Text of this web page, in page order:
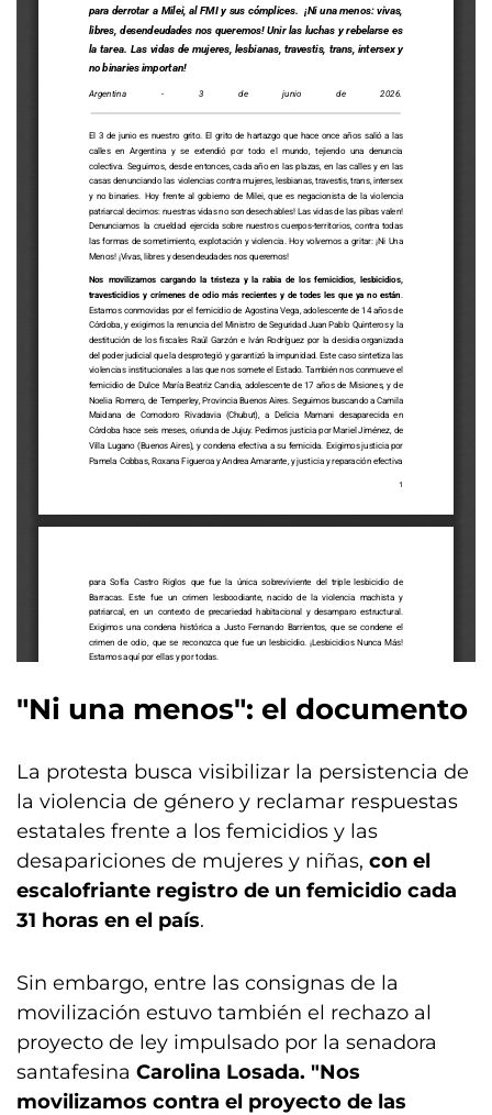
"Ni una menos": el documento
La protesta busca visibilizar la persistencia de
la violencia de género y reclamar respuestas
estatales frente a los femicidios y las
desapariciones de mujeres y niñas, con el
escalofriante registro de un femicidio cada
31 horas en el país.
Sin embargo, entre las consignas de la
movilización estuvo también el rechazo al
proyecto de ley impulsado por la senadora
santafesina Carolina Losada. "Nos
movilizamos contra el proyecto de las